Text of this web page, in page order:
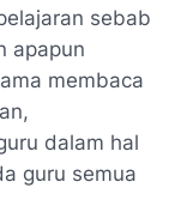
sebab
apapun
membaca
dalam hal
guru semua